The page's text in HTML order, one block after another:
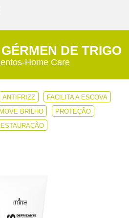
DE TRIGO
-Home Care
ANTIFRIZZ
FACILITA A ESCOVA
BRILHO
PROTEÇÃO